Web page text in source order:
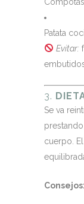
Patata
Evitar:
3.
Se va
cuerpo.
Consejos: